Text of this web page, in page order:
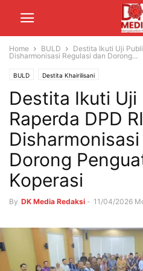
Home BULD
Destita Ikuti Uji
Disharmonisasi Regulasi dan Dorong...
BULD Destita Khairilisani
Destita Ikuti Uji
Raperda DPD
Dorong
Koperasi
By DK Media Redaksi - 11/04/2026